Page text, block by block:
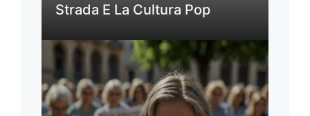
Strada E La Cultura Pop